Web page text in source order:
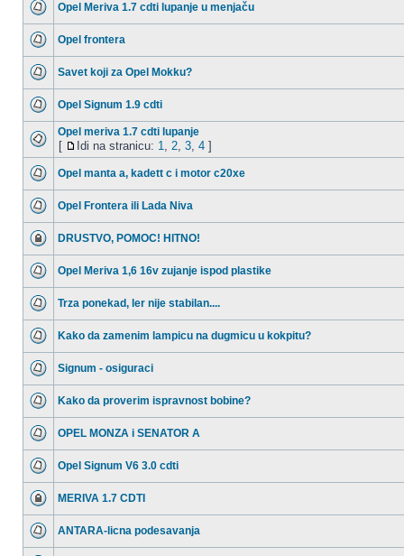
Opel Meriva 1.7 cdti lupanje u menjaču
Opel frontera
Savet koji za Opel Mokku?
Opel Signum 1.9 cdti
Opel meriva 1.7 cdti lupanje
[ Idi na stranicu: 1, 2, 3, 4 ]
Opel manta a, kadett c i motor c20xe
Opel Frontera ili Lada Niva
DRUSTVO, POMOC! HITNO!
Opel Meriva 1,6 16v zujanje ispod plastike
Trza ponekad, ler nije stabilan....
Kako da zamenim lampicu na dugmicu u kokpitu?
Signum - osiguraci
Kako da proverim ispravnost bobine?
OPEL MONZA i SENATOR A
Opel Signum V6 3.0 cdti
MERIVA 1.7 CDTI
ANTARA-licna podesavanja